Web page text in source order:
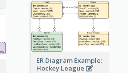
ER Diagram Example:
Hockey League